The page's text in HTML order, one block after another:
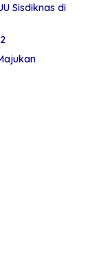
Sisdiknas di